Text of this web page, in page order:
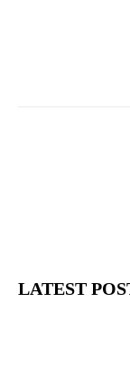
LATEST